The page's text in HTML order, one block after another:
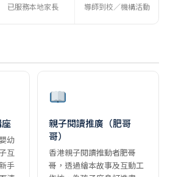
已服務本地家長 導師到校／機構活動
幼
互
手
親子閱讀推廣（肥哥
哥）
香港親子閱讀推動者肥哥
哥，透過繪本故事及互動工